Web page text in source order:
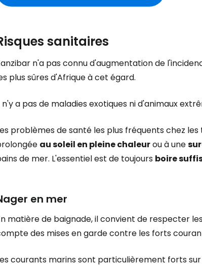
sanitaires
n'a pas connu d'augmentation de
plus sûres d'Afrique à cet égard.
n'y a pas de maladies exotiques ni d'animaux
problèmes de santé les plus fréquents chez
au soleil en pleine chaleurou à une
de mer. L'essentiel est de toujours boire
en mer
matière de baignade, il convient de respecter
des mises en garde contre les forts
courants marins sont particulièrement forts